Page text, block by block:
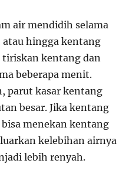
air mendidih selama
hingga kentang
kentang dan
beberapa menit.
parut kasar kentang
besar. Jika kentang
menekan kentang
kelebihan airnya
lebih renyah.